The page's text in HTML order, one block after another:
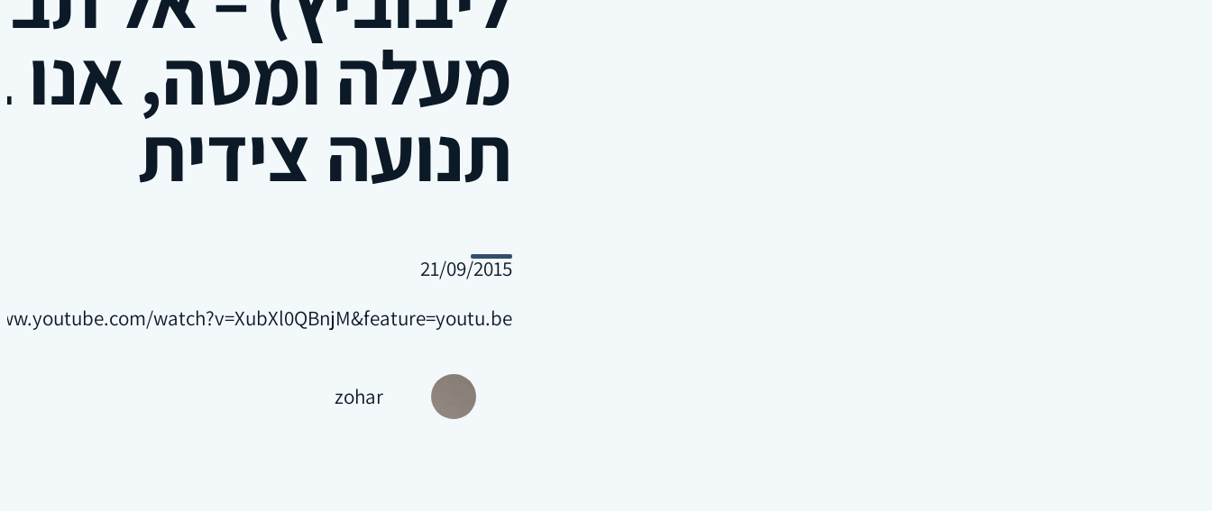
מעלה ומטה, אנו
תנועה צידית
21/09/2015
watch?v=XubXl0QBnjM&feature=youtu.be
zohar